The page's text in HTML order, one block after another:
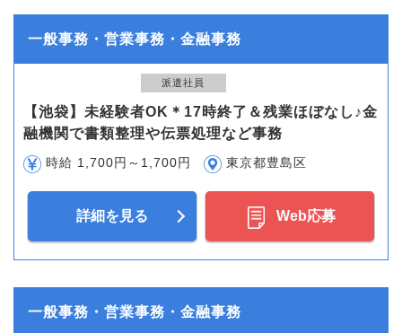
一般事務・営業事務・金融事務
派遣社員
【池袋】未経験者OK＊17時終了＆残業ほぼなし♪金
融機関で書類整理や伝票処理など事務
時給 1,700円～1,700円 東京都豊島区
詳細を見る Web応募
一般事務・営業事務・金融事務